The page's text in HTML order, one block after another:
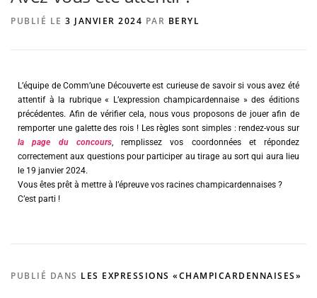
PUBLIÉ LE 3 JANVIER 2024 PAR BERYL
L’équipe de Comm’une Découverte est curieuse de savoir si vous avez été
attentif à la rubrique « L’expression champicardennaise » des éditions
précédentes. Afin de vérifier cela, nous vous proposons de jouer afin de
remporter une galette des rois ! Les règles sont simples : rendez-vous sur
la page du concours, remplissez vos coordonnées et répondez
correctement aux questions pour participer au tirage au sort qui aura lieu
le 19 janvier 2024.
Vous êtes prêt à mettre à l’épreuve vos racines champicardennaises ?
C’est parti !
PUBLIÉ DANS LES EXPRESSIONS «CHAMPICARDENNAISES»